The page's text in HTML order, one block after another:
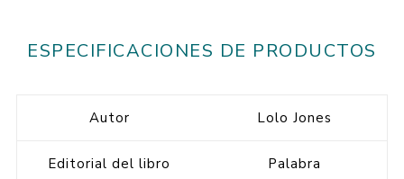
ESPECIFICACIONES DE PRODUCTOS
Autor Lolo Jones
Editorial del libro Palabra